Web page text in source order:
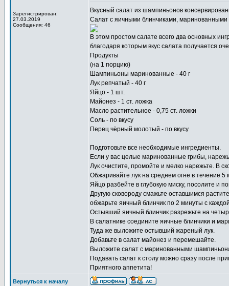
Зарегистрирован:
27.03.2019
Сообщения: 46
Вкусный салат из шампиньонов
Салат с яичными блинчиками,
В этом простом салате всего два основных
благодаря которым вкус салата получается
Продукты
(на 1 порцию)
Шампиньоны маринованные - 40 г
Лук репчатый - 40 г
Яйцо - 1 шт.
Майонез - 1 ст. ложка
Масло растительное - 0,75 ст. ложки
Соль - по вкусу
Перец чёрный молотый - по вкусу
Подготовьте все необходимые ингредиенты.
Если у вас целые маринованные грибы,
Лук очистите, промойте и мелко нарежьте. В
Обжаривайте лук на среднем огне в течение 5
Яйцо разбейте в глубокую миску, посолите и
Другую сковороду смажьте оставшимся
обжарьте яичный блинчик по 2 минуты с
Остывший яичный блинчик разрежьте на
В салатнике соедините яичные блинчики и
Туда же выложите остывший жареный лук.
Добавьте в салат майонез и перемешайте.
Выложите салат с маринованными
Подавать салат к столу можно сразу после
Приятного аппетита!
Вернуться к началу